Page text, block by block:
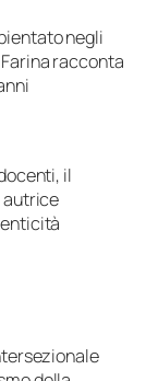
negli
racconta
il
autrice